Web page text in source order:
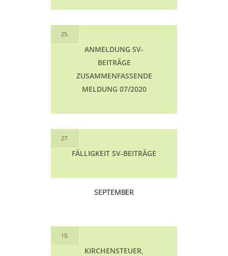
25.
ANMELDUNG SV-
BEITRÄGE
ZUSAMMENFASSENDE
MELDUNG 07/2020
27.
FÄLLIGKEIT SV-BEITRÄGE
SEPTEMBER
10.
KIRCHENSTEUER,